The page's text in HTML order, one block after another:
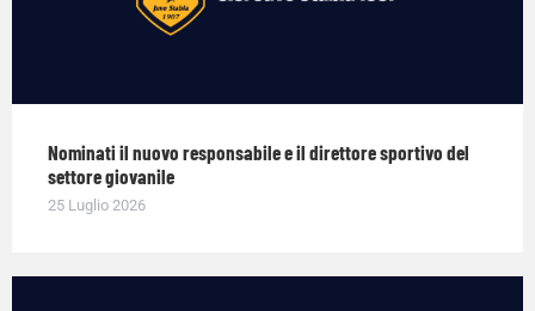
Nominati il nuovo responsabile e il direttore sportivo del
settore giovanile
25 Luglio 2026